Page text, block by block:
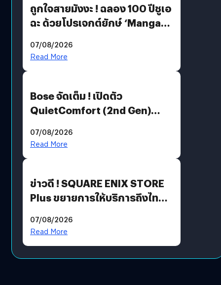
ถูกใจสายมังงะ ! ฉลอง 100 ปีชูเอ
ฉะ ด้วยโปรเจกต์ยักษ์ ‘Manga
มีภาษาไทยด้วย
07/08/2026
Read More
Bose จัดเต็ม ! เปิดตัว
QuietComfort (2nd Gen)
07/08/2026
Read More
ข่าวดี ! SQUARE ENIX STORE
Plus ขยายการให้บริการถึงไทย
โดยตรง
07/08/2026
Read More